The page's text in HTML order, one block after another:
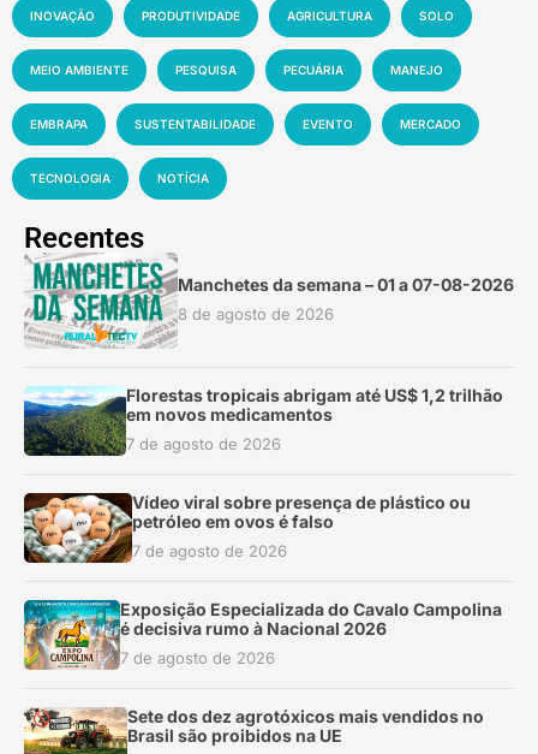
INOVAÇÃO PRODUTIVIDADE AGRICULTURA SOLO
MEIO AMBIENTE PESQUISA PECUÁRIA MANEJO
EMBRAPA SUSTENTABILIDADE EVENTO MERCADO
TECNOLOGIA NOTÍCIA
Recentes
Manchetes da semana – 01 a 07-08-2026
8 de agosto de 2026
Florestas tropicais abrigam até US$ 1,2 trilhão
em novos medicamentos
7 de agosto de 2026
Vídeo viral sobre presença de plástico ou
petróleo em ovos é falso
7 de agosto de 2026
Exposição Especializada do Cavalo Campolina
é decisiva rumo à Nacional 2026
7 de agosto de 2026
Sete dos dez agrotóxicos mais vendidos no
Brasil são proibidos na UE